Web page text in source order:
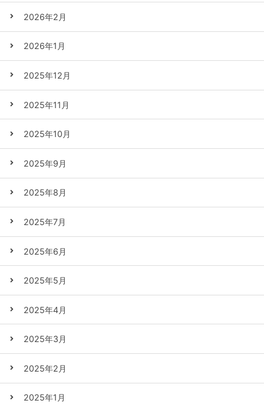
2026年2月
2026年1月
2025年12月
2025年11月
2025年10月
2025年9月
2025年8月
2025年7月
2025年6月
2025年5月
2025年4月
2025年3月
2025年2月
2025年1月